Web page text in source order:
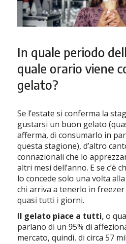
In quale periodo
quale orario viene
gelato?
Se l’estate si conferma la
gustarsi un buon gelato
afferma, di consumarlo in
questa stagione), d’altro
connazionali che lo
altri mesi dell’anno. E se c’è
lo concede solo una volta
chi arriva a tenerlo in
quasi tutti i giorni.
Il gelato piace a tutti, o
parlano di un 95% di
mercato, quindi, di circa 57